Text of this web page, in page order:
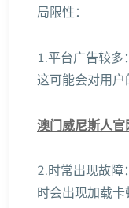
局限性：
1.平台广告较多
这可能会对用户
澳门威尼斯人官
2.时常出现故障
时会出现加载